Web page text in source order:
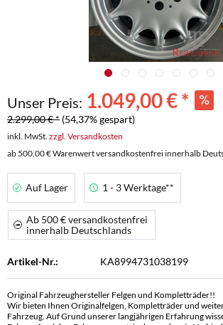
Unser Preis: 1.049,00 € *
2.299,00 € * (54,37% gespart)
inkl. MwSt. zzgl. Versandkosten
ab 500,00 € Warenwert versandkostenfrei innerhalb
Auf Lager 1 - 3 Werktage**
Ab 500 € versandkostenfrei
innerhalb Deutschlands
Artikel-Nr.: KA8994731038199
Original Fahrzeughersteller Felgen und Kompletträder!!
Wir bieten Ihnen Originalfelgen, Kompletträder und
Fahrzeug. Auf Grund unserer langjährigen Erfahrung